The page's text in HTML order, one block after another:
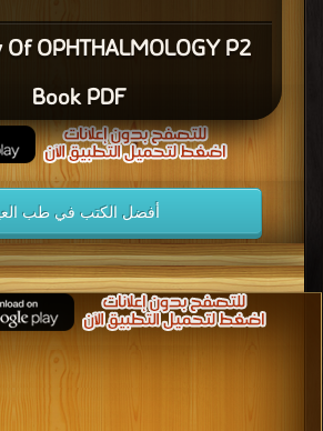
OPHTHALMOLOGY P2
Book PDF
أفضل الكتب في طب